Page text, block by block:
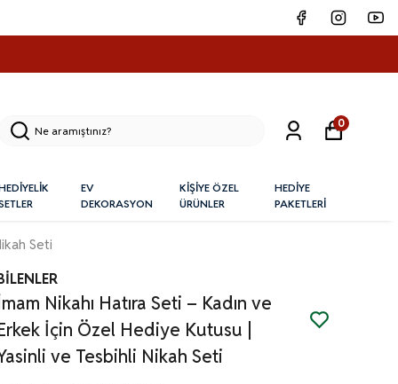
EV
DEKORASYON
KİŞİYE ÖZEL
ÜRÜNLER
HEDİYE
PAKETLERİ
0
Seti
Nikahı Hatıra Seti – Kadın ve
İçin Özel Hediye Kutusu |
ve Tesbihli Nikah Seti